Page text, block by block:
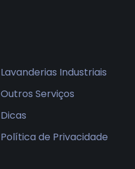
Lavanderias Industriais
Outros Serviços
Dicas
Política de Privacidade